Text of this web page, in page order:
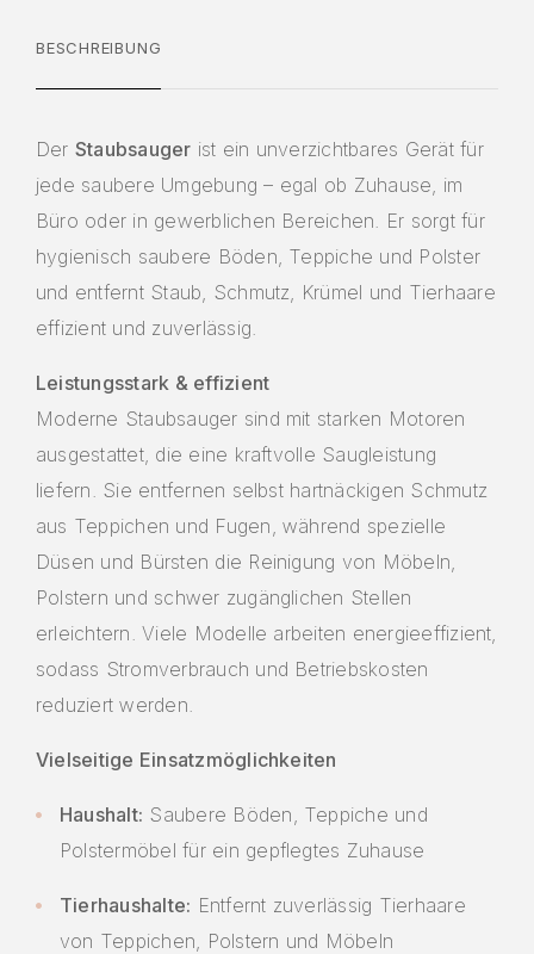
BESCHREIBUNG
Der Staubsauger ist ein unverzichtbares Gerät für
jede saubere Umgebung – egal ob Zuhause, im
Büro oder in gewerblichen Bereichen. Er sorgt für
hygienisch saubere Böden, Teppiche und Polster
und entfernt Staub, Schmutz, Krümel und Tierhaare
effizient und zuverlässig.
Leistungsstark & effizient
Moderne Staubsauger sind mit starken Motoren
ausgestattet, die eine kraftvolle Saugleistung
liefern. Sie entfernen selbst hartnäckigen Schmutz
aus Teppichen und Fugen, während spezielle
Düsen und Bürsten die Reinigung von Möbeln,
Polstern und schwer zugänglichen Stellen
erleichtern. Viele Modelle arbeiten energieeffizient,
sodass Stromverbrauch und Betriebskosten
reduziert werden.
Vielseitige Einsatzmöglichkeiten
Haushalt: Saubere Böden, Teppiche und
Polstermöbel für ein gepflegtes Zuhause
Tierhaushalte: Entfernt zuverlässig Tierhaare
von Teppichen, Polstern und Möbeln